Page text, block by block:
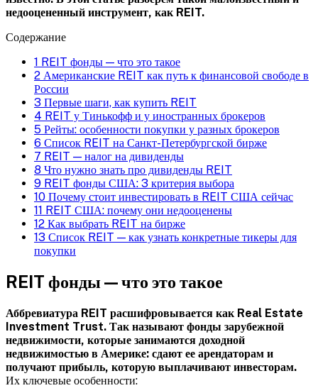
недооцененный инструмент, как REIT.
Содержание
1 REIT фонды — что это такое
2 Американские REIT как путь к финансовой свободе в
России
3 Первые шаги, как купить REIT
4 REIT у Тинькофф и у иностранных брокеров
5 Рейты: особенности покупки у разных брокеров
6 Список REIT на Санкт-Петербургской бирже
7 REIT — налог на дивиденды
8 Что нужно знать про дивиденды REIT
9 REIT фонды США: 3 критерия выбора
10 Почему стоит инвестировать в REIT США сейчас
11 REIT США: почему они недооценены
12 Как выбрать REIT на бирже
13 Список REIT — как узнать конкретные тикеры для
покупки
REIT фонды — что это такое
Аббревиатура REIT расшифровывается как Real Estate
Investment Trust. Так называют фонды зарубежной
недвижимости, которые занимаются доходной
недвижимостью в Америке: сдают ее арендаторам и
получают прибыль, которую выплачивают инвесторам.
Их ключевые особенности: